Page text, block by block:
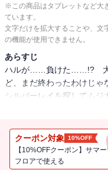
※この商品はタブレットなど大
ています。
文字だけを拡大することや、文
の機能が使用できません。
あらすじ
ハルが……負けた……!? 大
ど、まだ終わったわけじ
シルバーレイを探してムジ
だ！ ＤＣ(デーモンカード
ウガを倒せ!!
クーポン対象 10%OFF
【10%OFFクーポン】サマ
フロアで使える